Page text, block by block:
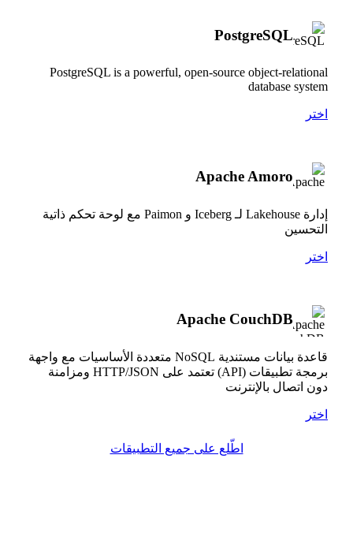
PostgreSQL
PostgreSQL is a powerful, open-source object-relational
database system
اختر
Apache Amoro
إدارة Lakehouse لـ Iceberg و Paimon مع لوحة تحكم ذاتية
التحسين
اختر
Apache CouchDB
قاعدة بيانات مستندية NoSQL متعددة الأساسيات مع واجهة
برمجة تطبيقات (API) تعتمد على HTTP/JSON ومزامنة
دون اتصال بالإنترنت
اختر
اطّلع على جميع التطبيقات